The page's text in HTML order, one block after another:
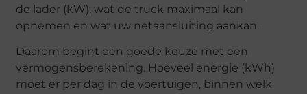
de lader (kW), wat de truck maximaal kan
opnemen en wat uw netaansluiting aankan.
Daarom begint een goede keuze met een
vermogensberekening. Hoeveel energie (kWh)
moet er per dag in de voertuigen, binnen welk